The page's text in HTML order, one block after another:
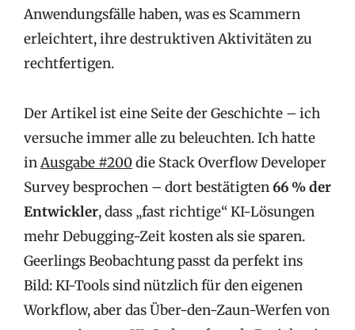
Anwendungsfälle haben, was es Scammern
erleichtert, ihre destruktiven Aktivitäten zu
rechtfertigen.
Der Artikel ist eine Seite der Geschichte – ich
versuche immer alle zu beleuchten. Ich hatte
inAusgabe #200 die Stack Overflow Developer
Survey besprochen – dort bestätigten66 % der
Entwickler, dass „fast richtige“ KI-Lösungen
mehr Debugging-Zeit kosten als sie sparen.
Geerlings Beobachtung passt da perfekt ins
Bild: KI-Tools sind nützlich für den eigenen
Workflow, aber das Über-den-Zaun-Werfen von